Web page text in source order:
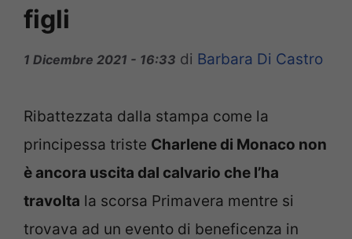
figli
1 Dicembre 2021 - 16:33 di Barbara Di Castro
Ribattezzata dalla stampa come la
principessa triste Charlene di Monaco non
è ancora uscita dal calvario che l’ha
travolta la scorsa Primavera mentre si
trovava ad un evento di beneficenza in